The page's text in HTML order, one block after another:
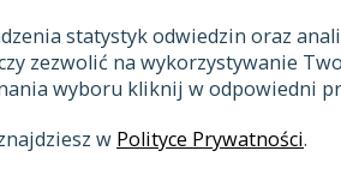
statystyk odwiedzin oraz
zezwolić na wykorzystywanie
wyboru kliknij w odpowiedni
w Polityce Prywatności.